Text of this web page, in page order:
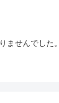
ませんでした。